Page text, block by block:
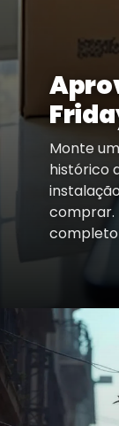
Monte
histórico
comprar.